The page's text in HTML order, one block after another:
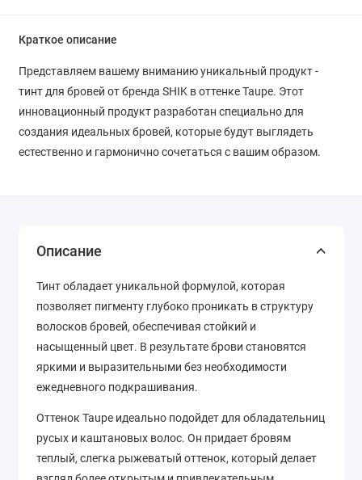
Краткое описание
Представляем вашему вниманию уникальный продукт -
тинт для бровей от бренда SHIK в оттенке Taupe. Этот
инновационный продукт разработан специально для
создания идеальных бровей, которые будут выглядеть
естественно и гармонично сочетаться с вашим образом.
Описание
Тинт обладает уникальной формулой, которая
позволяет пигменту глубоко проникать в структуру
волосков бровей, обеспечивая стойкий и
насыщенный цвет. В результате брови становятся
яркими и выразительными без необходимости
ежедневного подкрашивания.
Оттенок Taupe идеально подойдет для обладательниц
русых и каштановых волос. Он придает бровям
теплый, слегка рыжеватый оттенок, который делает